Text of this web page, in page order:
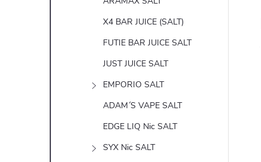
X4 BAR JUICE (SALT)
FUTIE BAR JUICE SALT
JUST JUICE SALT
EMPORIO SALT
ADAM´S VAPE SALT
EDGE LIQ Nic SALT
SYX Nic SALT